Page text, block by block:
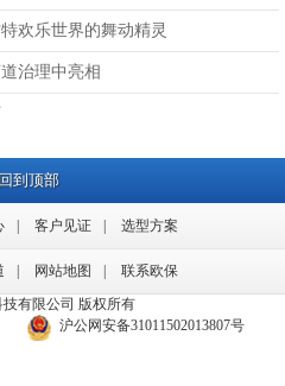
欢乐世界的舞动精灵
治理中亮相
回到顶部
客户见证 选型方案
网站地图
联系欧保
有限公司 版权所有
沪公网安备31011502013807号